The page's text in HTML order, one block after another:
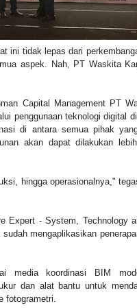
ini tidak lepas dari
aspek. Nah, PT Waskita
Capital Management PT
penggunaan teknologi digital
di antara semua pihak
akan dapat dilakukan
hingga operasionalnya,"
Expert - System, Technology
mengaplikasikan
media koordinasi BIM
dan alat bantu untuk
fotogrametri.